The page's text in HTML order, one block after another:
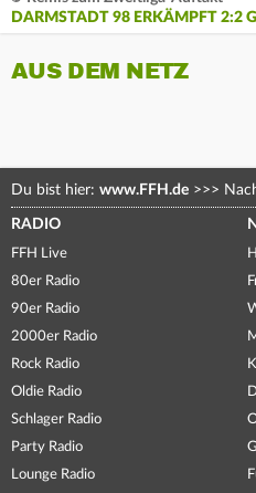
DARMSTADT 98 ERKÄMPFT 2:2
AUS DEM NETZ
Du bist hier: www.FFH.de >>>
RADIO
FFH Live
80er Radio
90er Radio
2000er Radio
Rock Radio
Oldie Radio
Schlager Radio
Party Radio
Lounge Radio